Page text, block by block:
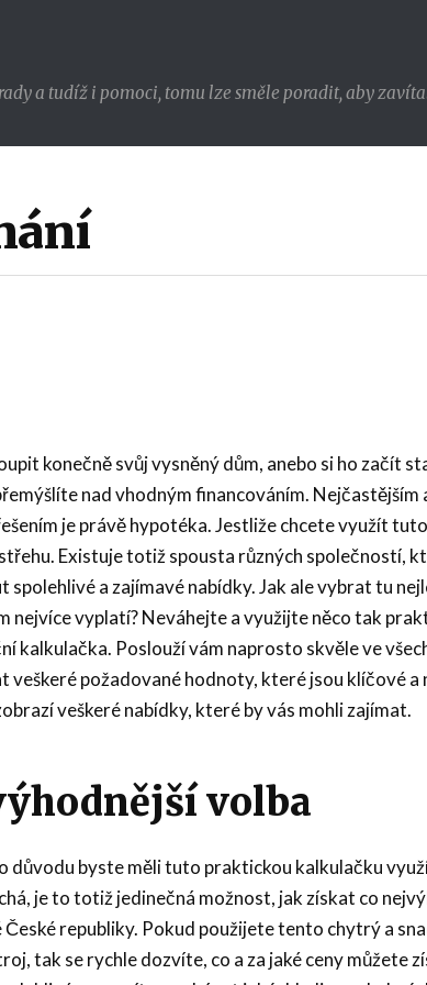
a tudíž i pomoci, tomu lze směle poradit, aby
konečně svůj vysněný dům, anebo si ho začít
nad vhodným financováním. Nejčastějším
je právě hypotéka. Jestliže chcete využít
Existuje totiž spousta různých společností,
spolehlivé a zajímavé nabídky. Jak ale vybrat tu
nejvíce vyplatí? Neváhejte a využijte něco tak
kalkulačka. Poslouží vám naprosto skvěle ve
veškeré požadované hodnoty, které jsou klíčové a
veškeré nabídky, které by vás mohli zajímat.
volba
důvodu byste měli tuto praktickou kalkulačku
je to totiž jedinečná možnost, jak získat co
České republiky. Pokud použijete tento chytrý a
tak se rychle dozvíte, co a za jaké ceny můžete